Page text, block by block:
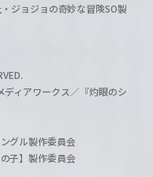
ジョジョの奇妙な冒険SO製
ィアワークス／『灼眼のシ
グル製作委員会
子】製作委員会